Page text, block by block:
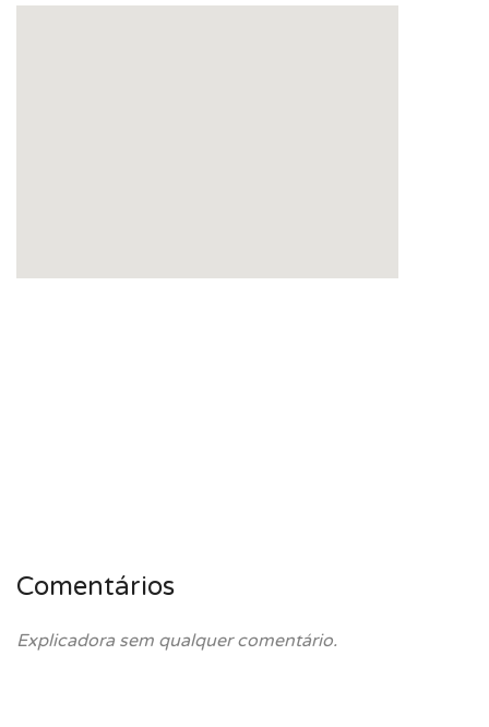
Comentários
Explicadora sem qualquer comentário.